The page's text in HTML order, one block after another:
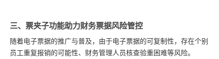
三、票夹子功能助力财务票据风险管控
随着电子票据的推广与普及，由于电子票据的可复制性，存在个别
员工重复报销的可能性、财务管理人员核查验重困难等风险。